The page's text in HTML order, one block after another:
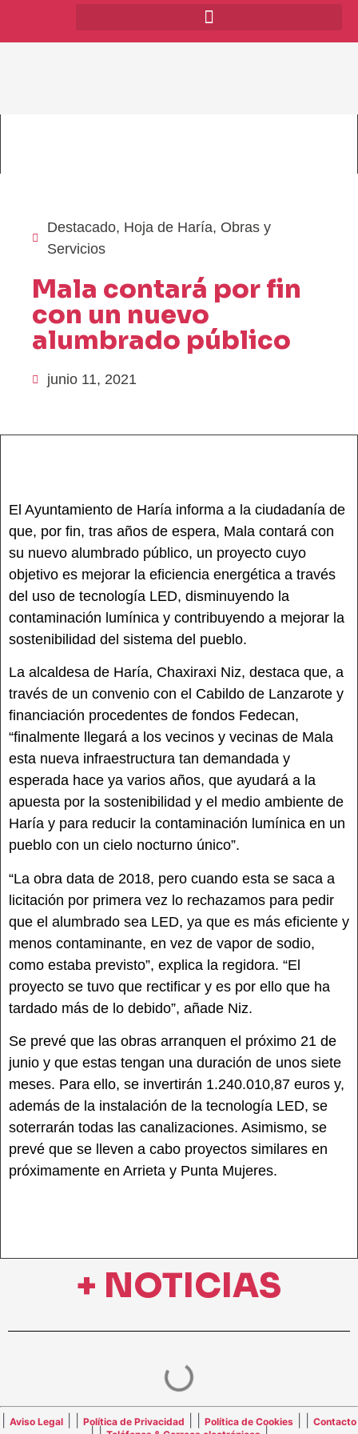
Destacado, Hoja de Haría, Obras y
Servicios
Mala contará por fin
con un nuevo
alumbrado público
junio 11, 2021
El Ayuntamiento de Haría informa a la ciudadanía de
que, por fin, tras años de espera, Mala contará con
su nuevo alumbrado público, un proyecto cuyo
objetivo es mejorar la eficiencia energética a través
del uso de tecnología LED, disminuyendo la
contaminación lumínica y contribuyendo a mejorar la
sostenibilidad del sistema del pueblo.
La alcaldesa de Haría, Chaxiraxi Niz, destaca que, a
través de un convenio con el Cabildo de Lanzarote y
financiación procedentes de fondos Fedecan,
“finalmente llegará a los vecinos y vecinas de Mala
esta nueva infraestructura tan demandada y
esperada hace ya varios años, que ayudará a la
apuesta por la sostenibilidad y el medio ambiente de
Haría y para reducir la contaminación lumínica en un
pueblo con un cielo nocturno único”.
“La obra data de 2018, pero cuando esta se saca a
licitación por primera vez lo rechazamos para pedir
que el alumbrado sea LED, ya que es más eficiente y
menos contaminante, en vez de vapor de sodio,
como estaba previsto”, explica la regidora. “El
proyecto se tuvo que rectificar y es por ello que ha
tardado más de lo debido”, añade Niz.
Se prevé que las obras arranquen el próximo 21 de
junio y que estas tengan una duración de unos siete
meses. Para ello, se invertirán 1.240.010,87 euros y,
además de la instalación de la tecnología LED, se
soterrarán todas las canalizaciones. Asimismo, se
prevé que se lleven a cabo proyectos similares en
próximamente en Arrieta y Punta Mujeres.
+ NOTICIAS
Aviso Legal Política de Privacidad Política de Cookies Contacto